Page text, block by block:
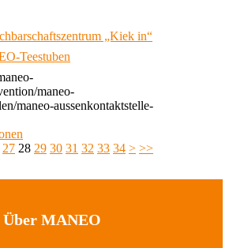
„Kiek in“
Teestuben
maneo-
maneo-aussenkontaktstelle-
27 28 29 30 31 32 33 34 > >>
Über MANEO